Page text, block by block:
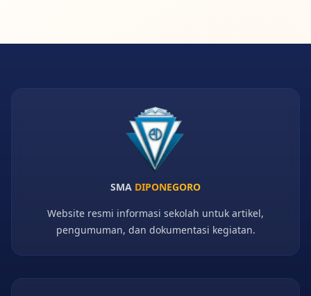
SMA DIPONEGORO
Website resmi informasi sekolah untuk artikel,
pengumuman, dan dokumentasi kegiatan.